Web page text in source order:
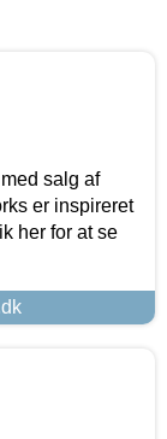
salg af
er inspireret
her for at se